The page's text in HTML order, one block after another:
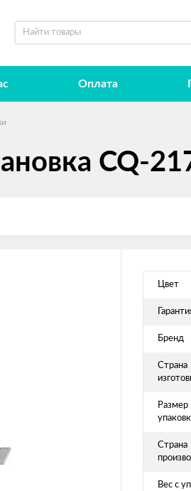
Оплата
CQ-
Цвет
Бренд
Страна
Размер
Страна
Вес с